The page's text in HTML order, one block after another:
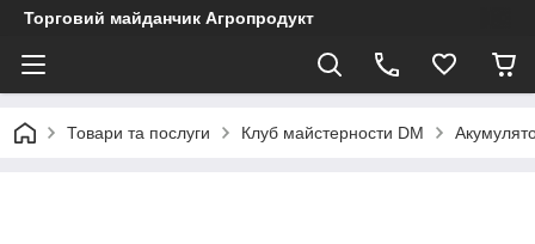
Торговий майданчик Агропродукт
Товари та послуги Клуб майстерности DM